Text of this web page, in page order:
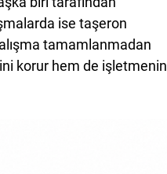
ise taşeron
tamamlanmadan
korur hem de işletmenin